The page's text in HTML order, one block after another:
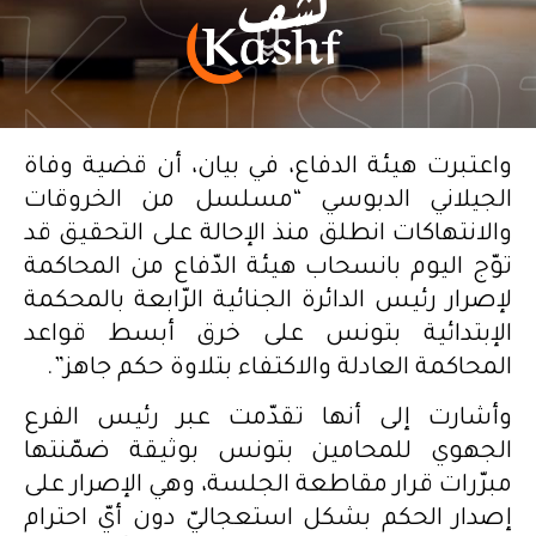
واعتبرت هيئة الدفاع، في بيان، أن قضية وفاة
الجيلاني الدبوسي “مسلسل من الخروقات
والانتهاكات انطلق منذ الإحالة على التحقيق قد
توّج اليوم بانسحاب هيئة الدّفاع من المحاكمة
لإصرار رئيس الدائرة الجنائية الرّابعة بالمحكمة
الإبتدائية بتونس على خرق أبسط قواعد
المحاكمة العادلة والاكتفاء بتلاوة حكم جاهز”.
وأشارت إلى أنها تقدّمت عبر رئيس الفرع
الجهوي للمحامين بتونس بوثيقة ضمّنتها
مبرّرات قرار مقاطعة الجلسة، وهي الإصرار على
إصدار الحكم بشكل استعجاليّ دون أيّ احترام